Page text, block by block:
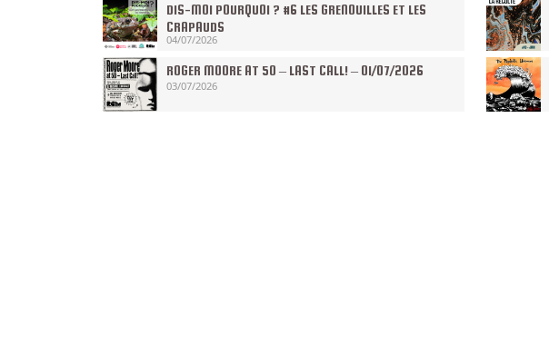
DIS-MOI POURQUOI ? #6 LES GRENOUILLES ET LES
CRAPAUDS
04/07/2026
ROGER MOORE AT 50 – LAST CALL! – 01/07/2026
03/07/2026